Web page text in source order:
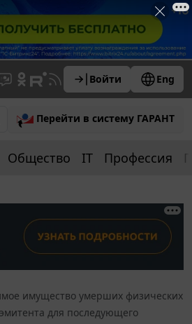
Войти Eng
Перейти в систему ГАРАНТ
Общество IT Профессия
имущество умерших физических
для последующего